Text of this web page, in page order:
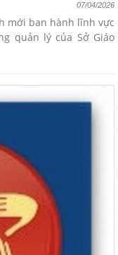
07/04/2026
mới ban hành lĩnh vực
quản lý của Sở Giáo